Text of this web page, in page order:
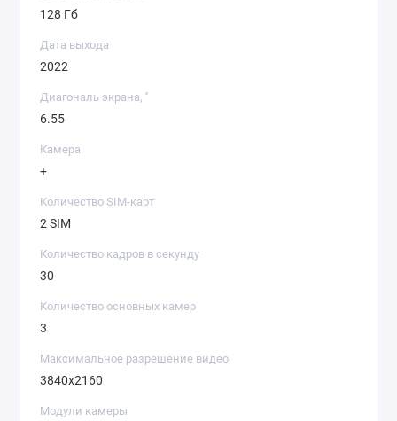
128 Гб
Дата выхода
2022
Диагональ экрана, ''
6.55
Камера
+
Количество SIM-карт
2 SIM
Количество кадров в секунду
30
Количество основных камер
3
Максимальное разрешение видео
3840x2160
Модули камеры